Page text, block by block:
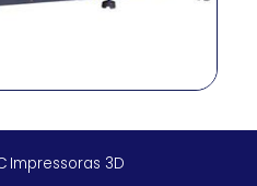
Impressoras 3D